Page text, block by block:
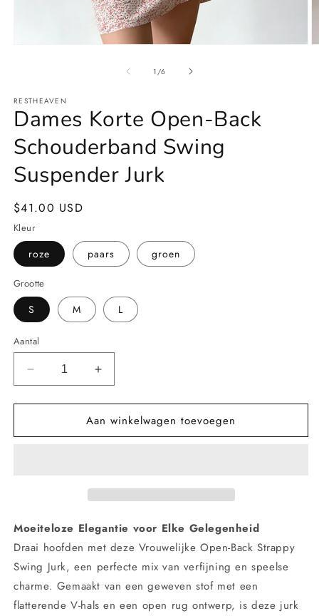
1 /van
6
RESTHEAVEN
Dames Korte Open-Back
Schouderband Swing
Suspender Jurk
Normale
prijs
$41.00 USD
Kleur
roze paars groen
Grootte
S M L
Aantal
Aantal
verlagen
voor
Korte
Jurk
Aantal
verhogen
voor
Dames
Korte
Jurk
Aan winkelwagen toevoegen
Moeiteloze Elegantie voor Elke Gelegenheid
Draai hoofden met deze Vrouwelijke Open-Back Strappy
Swing Jurk, een perfecte mix van verfijning en speelse
charme. Gemaakt van een geweven stof met een
flatterende V-hals en een open rug ontwerp, is deze jurk